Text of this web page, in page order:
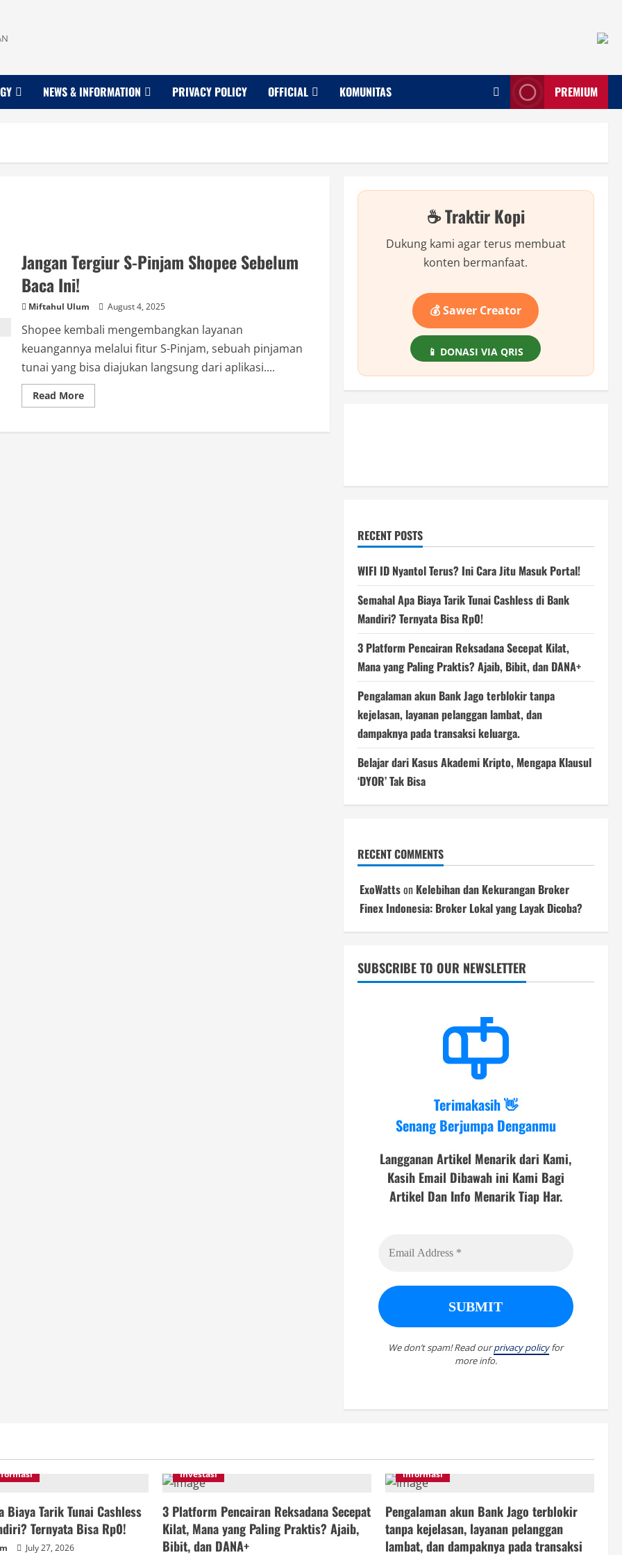
NEWS & INFORMATION PRIVACY POLICY OFFICIAL KOMUNITAS PREMIUM
Jangan Tergiur S-Pinjam Shopee Sebelum
Baca Ini!
Miftahul Ulum August 4, 2025
Shopee kembali mengembangkan layanan
keuangannya melalui fitur S-Pinjam, sebuah pinjaman
tunai yang bisa diajukan langsung dari aplikasi....
Read MoreRead
more
Tergiur
☕ Traktir Kopi
Dukung kami agar terus membuat
konten bermanfaat.
💰 Sawer Creator
📱 DONASI VIA QRIS
RECENT POSTS
WIFI ID Nyantol Terus? Ini Cara Jitu Masuk Portal!
Semahal Apa Biaya Tarik Tunai Cashless di Bank
Mandiri? Ternyata Bisa Rp0!
3 Platform Pencairan Reksadana Secepat Kilat,
Mana yang Paling Praktis? Ajaib, Bibit, dan DANA+
Pengalaman akun Bank Jago terblokir tanpa
kejelasan, layanan pelanggan lambat, dan
dampaknya pada transaksi keluarga.
Belajar dari Kasus Akademi Kripto, Mengapa Klausul
‘DYOR’ Tak Bisa
RECENT COMMENTS
ExoWattson Kelebihan dan Kekurangan Broker
Finex Indonesia: Broker Lokal yang Layak Dicoba?
SUBSCRIBE TO OUR NEWSLETTER
Terimakasih 👋
Senang Berjumpa Denganmu
Langganan Artikel Menarik dari Kami,
Kasih Email Dibawah ini Kami Bagi
Artikel Dan Info Menarik Tiap Har.
We don’t spam! Read ourprivacy policyfor
more info.
Biaya Tarik Tunai Cashless
Ternyata Bisa Rp0!
July 27, 2026
Investasi
3 Platform Pencairan Reksadana Secepat
Kilat, Mana yang Paling Praktis? Ajaib,
Bibit, dan DANA+
informasi
Pengalaman akun Bank Jago terblokir
tanpa kejelasan, layanan pelanggan
lambat, dan dampaknya pada transaksi